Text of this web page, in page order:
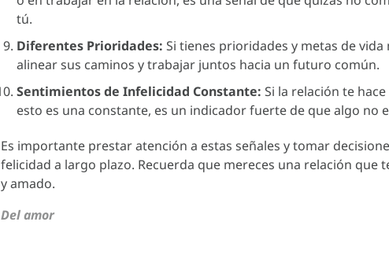
tú.
Diferentes Prioridades: Si tienes prioridades y metas de
alinear sus caminos y trabajar juntos hacia un futuro común.
Sentimientos de Infelicidad Constante: Si la relación te
esto es una constante, es un indicador fuerte de que algo no
Es importante prestar atención a estas señales y tomar
felicidad a largo plazo. Recuerda que mereces una relación que
y amado.
Del amor